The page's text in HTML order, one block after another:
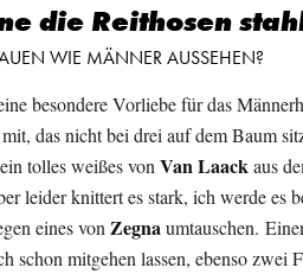
die Reithosen
WIE MÄNNER AUSSEHEN?
besondere Vorliebe für das
das nicht bei drei auf dem Baum
tolles weißes von Van Laack aus
leider knittert es stark, ich werde es
eines von Zegna umtauschen.
schon mitgehen lassen, ebenso zwei